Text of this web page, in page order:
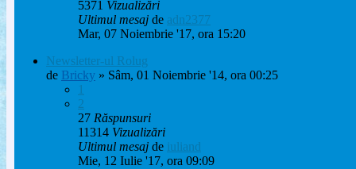
5371 Vizualizări
Ultimul mesaj de adn2377
Mar, 07 Noiembrie '17, ora 15:20
Newsletter-ul Rolug
de Bricky » Sâm, 01 Noiembrie '14, ora 00:25
1
2
27 Răspunsuri
11314 Vizualizări
Ultimul mesaj de iuliand
Mie, 12 Iulie '17, ora 09:09